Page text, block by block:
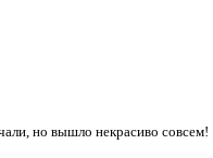
но вышло некрасиво совсем!